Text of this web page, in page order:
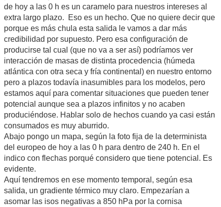
de hoy a las 0 h es un caramelo para nuestros intereses al
extra largo plazo. Eso es un hecho. Que no quiere decir que
porque es más chula esta salida le vamos a dar más
credibilidad por supuesto. Pero esa configuración de
producirse tal cual (que no va a ser así) podríamos ver
interacción de masas de distinta procedencia (húmeda
atlántica con otra seca y fría continental) en nuestro entorno
pero a plazos todavía inasumibles para los modelos, pero
estamos aquí para comentar situaciones que pueden tener
potencial aunque sea a plazos infinitos y no acaben
produciéndose. Hablar solo de hechos cuando ya casi están
consumados es muy aburrido.
Abajo pongo un mapa, según la foto fija de la determinista
del europeo de hoy a las 0 h para dentro de 240 h. En el
indico con flechas porqué considero que tiene potencial. Es
evidente.
Aquí tendremos en ese momento temporal, según esa
salida, un gradiente térmico muy claro. Empezarían a
asomar las isos negativas a 850 hPa por la cornisa